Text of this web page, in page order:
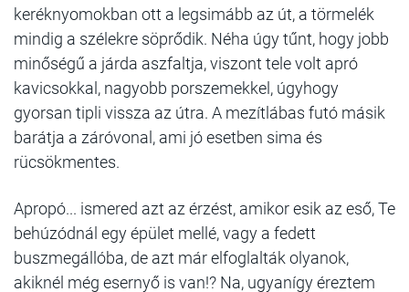
keréknyomokban ott a legsimább az út, a törmelék
mindig a szélekre söprődik. Néha úgy tűnt, hogy jobb
minőségű a járda aszfaltja, viszont tele volt apró
kavicsokkal, nagyobb porszemekkel, úgyhogy
gyorsan tipli vissza az útra. A mezítlábas futó másik
barátja a záróvonal, ami jó esetben sima és
rücsökmentes.
Apropó... ismered azt az érzést, amikor esik az eső, Te
behúzódnál egy épület mellé, vagy a fedett
buszmegállóba, de azt már elfoglalták olyanok,
akiknél még esernyő is van!? Na, ugyanígy éreztem